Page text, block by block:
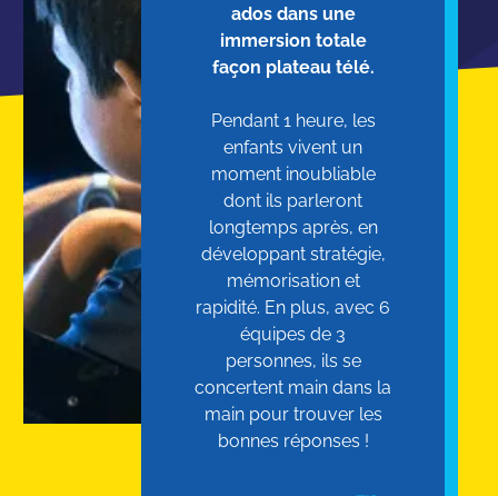
ados dans une
immersion totale
façon plateau télé.
Pendant 1 heure, les
enfants vivent un
moment inoubliable
dont ils parleront
longtemps après, en
développant stratégie,
mémorisation et
rapidité. En plus, avec 6
équipes de 3
personnes, ils se
concertent main dans la
main pour trouver les
bonnes réponses !